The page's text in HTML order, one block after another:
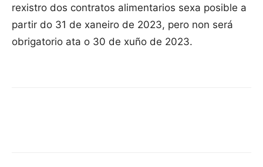
rexistro dos contratos alimentarios sexa posible a
partir do 31 de xaneiro de 2023, pero non será
obrigatorio ata o 30 de xuño de 2023.